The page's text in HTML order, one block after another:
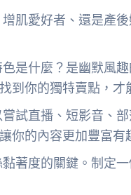
肌愛好者、還是產
是什麼？是幽默風
到你的獨特賣點，才
試直播、短影音、
你的內容更加豐富有
著度的關鍵。制定